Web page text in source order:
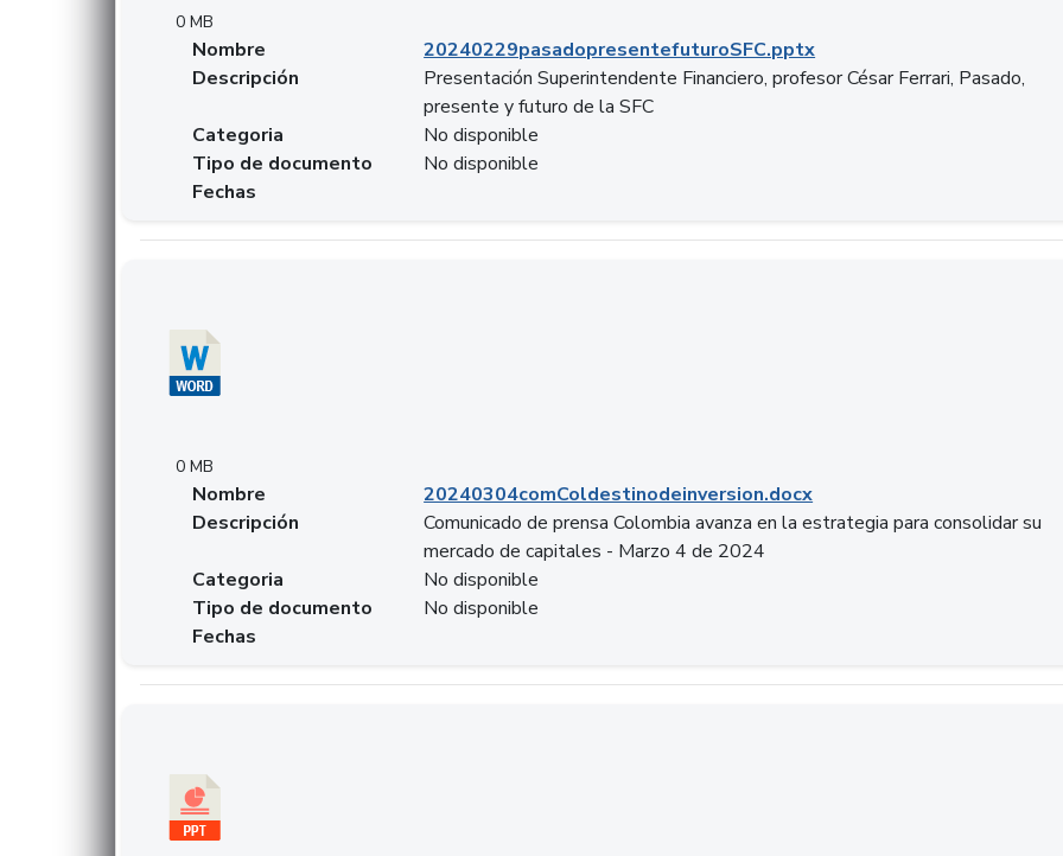
0 MB
Nombre
20240229pasadopresentefuturoSFC.pptx
Descripción
Presentación Superintendente Financiero, profesor César Ferrari, Pasado,
presente y futuro de la SFC
Categoria
No disponible
Tipo de documento
No disponible
Fechas
0 MB
Nombre
20240304comColdestinodeinversion.docx
Descripción
Comunicado de prensa Colombia avanza en la estrategia para consolidar su
mercado de capitales - Marzo 4 de 2024
Categoria
No disponible
Tipo de documento
No disponible
Fechas